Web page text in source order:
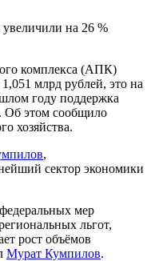
комплекса (АПК)
млрд рублей, это на
году поддержка
Об этом сообщило
хозяйства.
,
сектор экономики
мер
льгот,
рост объёмов
Мурат Кумпилов.